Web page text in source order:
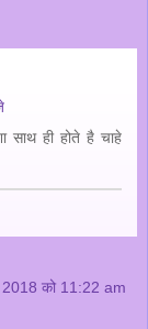
साथ ही होते है चाहे
को 11:22 am